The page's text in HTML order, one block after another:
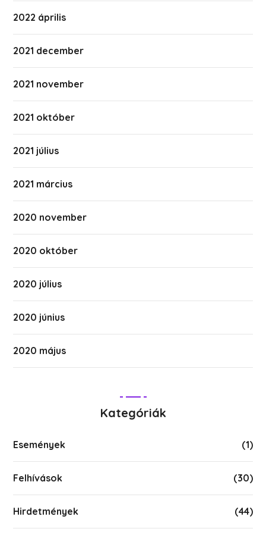
2022 április
2021 december
2021 november
2021 október
2021 július
2021 március
2020 november
2020 október
2020 július
2020 június
2020 május
Kategóriák
Események (1)
Felhívások (30)
Hirdetmények (44)